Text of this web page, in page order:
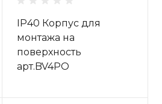
IP40 Корпус для
монтажа на
поверхность
арт.BV4PO